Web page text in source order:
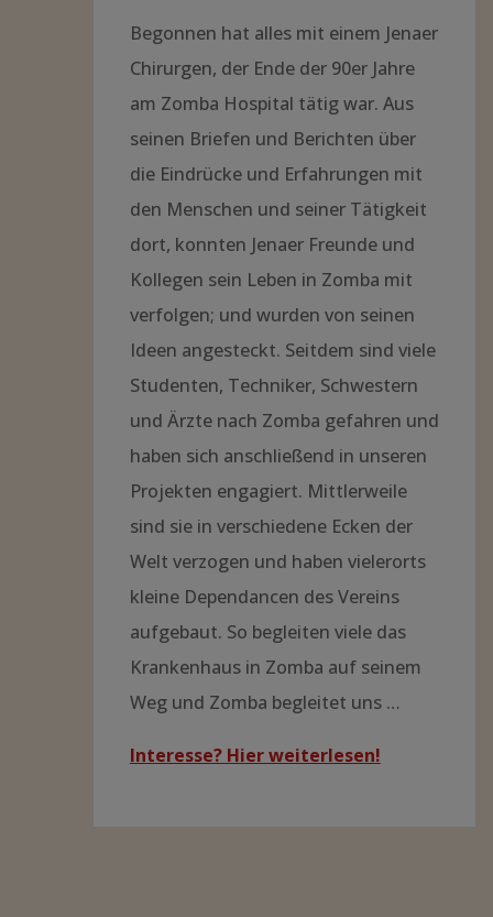
Begonnen hat alles mit einem Jenaer
Chirurgen, der Ende der 90er Jahre
am Zomba Hospital tätig war. Aus
seinen Briefen und Berichten über
die Eindrücke und Erfahrungen mit
den Menschen und seiner Tätigkeit
dort, konnten Jenaer Freunde und
Kollegen sein Leben in Zomba mit
verfolgen; und wurden von seinen
Ideen angesteckt. Seitdem sind viele
Studenten, Techniker, Schwestern
und Ärzte nach Zomba gefahren und
haben sich anschließend in unseren
Projekten engagiert. Mittlerweile
sind sie in verschiedene Ecken der
Welt verzogen und haben vielerorts
kleine Dependancen des Vereins
aufgebaut. So begleiten viele das
Krankenhaus in Zomba auf seinem
Weg und Zomba begleitet uns …
Interesse? Hier weiterlesen!